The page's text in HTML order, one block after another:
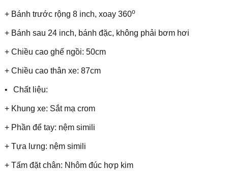
+ Bánh trước rộng 8 inch, xoay 360o
+ Bánh sau 24 inch, bánh đặc, không phải bơm hơi
+ Chiều cao ghế ngồi: 50cm
+ Chiều cao thân xe: 87cm
• Chất liệu:
+ Khung xe: Sắt mạ crom
+ Phần để tay: nệm simili
+ Tựa lưng: nệm simili
+ Tấm đặt chân: Nhôm đúc hợp kim